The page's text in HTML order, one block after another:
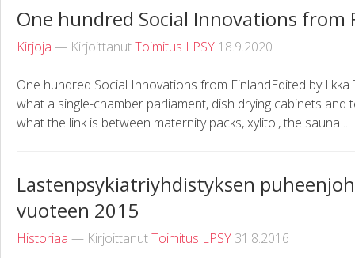
One hundred Social Innovations from
Kirjoja — KirjoittanutToimitus LPSY 18.9.2020
One hundred Social Innovations from FinlandEdited by
what a single-chamber parliament, dish drying cabinets and
what the link is between maternity packs, xylitol, the sauna ...
Lastenpsykiatriyhdistyksen
vuoteen 2015
Historiaa — KirjoittanutToimitus LPSY 31.8.2016